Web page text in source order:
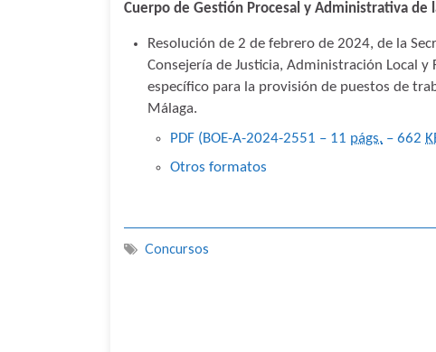
Cuerpo de Gestión Procesal y Administrativa de
Resolución de 2 de febrero de 2024, de la
Consejería de Justicia, Administración Local
específico para la provisión de puestos de
Málaga.
PDF (BOE-A-2024-2551 – 11 págs. – 662
Otros formatos
Concursos